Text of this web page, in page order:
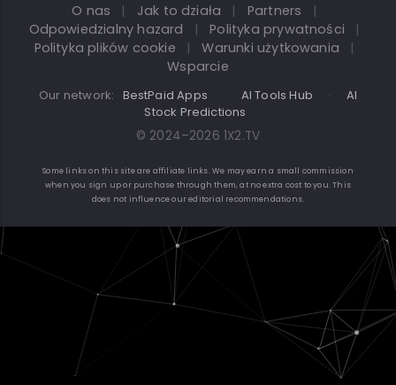
O nas
| Jak to działa | Partners
|
Odpowiedzialny hazard
| Polityka prywatności
|
Polityka plików cookie
| Warunki użytkowania
|
Wsparcie
Our network: BestPaid Apps · AI Tools Hub ·
AI
Stock Predictions
© 2024–2026 1X2.TV
Some links on this site are affiliate links. We may earn a small commission
when you sign up or purchase through them, at no extra cost to you. This
does not influence our editorial recommendations.